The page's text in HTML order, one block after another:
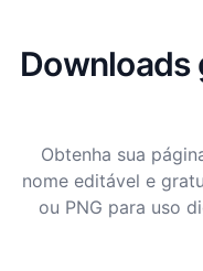
Downloads
Obtenha sua
nome editável e
ou PNG para uso